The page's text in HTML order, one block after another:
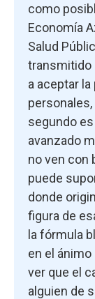
como
Economía
Salud
transmitido
a aceptar
personales,
segundo
avanzado
no ven con
puede
donde
figura de
la fórmula
en el
ver que el
alguien de